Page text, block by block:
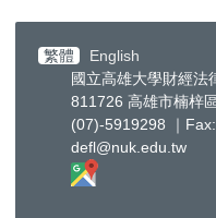
繁體
English
國立高雄大學財經法
811726 高雄市楠梓
(07)-5919298 ｜
defl@nuk.edu.tw